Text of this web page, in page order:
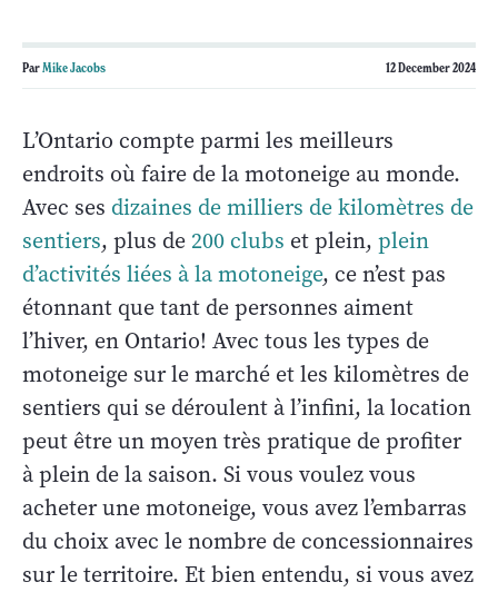
ParMike Jacobs 12 December 2024
L’Ontario compte parmi les meilleurs
endroits où faire de la motoneige au monde.
Avec ses dizaines de milliers de kilomètres de
sentiers, plus de 200 clubs et plein, plein
d’activités liées à la motoneige, ce n’est pas
étonnant que tant de personnes aiment
l’hiver, en Ontario! Avec tous les types de
motoneige sur le marché et les kilomètres de
sentiers qui se déroulent à l’infini, la location
peut être un moyen très pratique de profiter
à plein de la saison. Si vous voulez vous
acheter une motoneige, vous avez l’embarras
du choix avec le nombre de concessionnaires
sur le territoire. Et bien entendu, si vous avez